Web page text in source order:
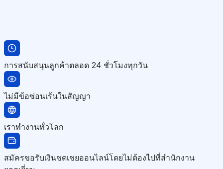
การสนับสนุนลูกค้าตลอด 24 ชั่วโมงทุกวัน
ไม่มีข้อซ่อนเร้นในสัญญา
เราทำงานทั่วโลก
สมัครขอรับเงินชดเชยออนไลน์โดยไม่ต้องไปที่สำนักงาน